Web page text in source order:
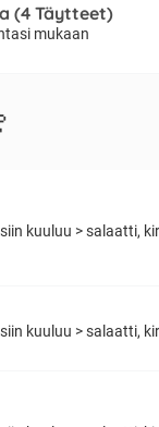
(4 Täytteet)
mukaan